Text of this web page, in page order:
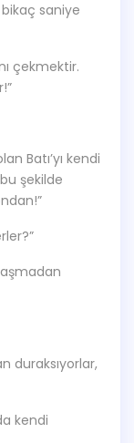
saniye
çekmektir.
Batı’yı kendi
şekilde
duraksıyorlar,
kendi